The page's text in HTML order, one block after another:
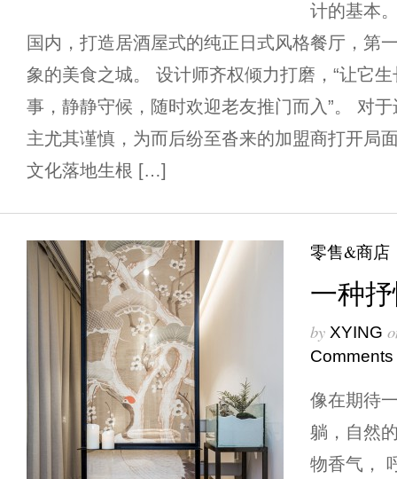
计的基本
国内，打造居酒屋式的纯正日式风格餐厅，第
象的美食之城。 设计师齐权倾力打磨，“让它
事，静静守候，随时欢迎老友推门而入”。 对
主尤其谨慎，为而后纷至沓来的加盟商打开局
文化落地生根 […]
零售&商店
一种
by XYING
Comments
像在期待
躺，自然
物香气，